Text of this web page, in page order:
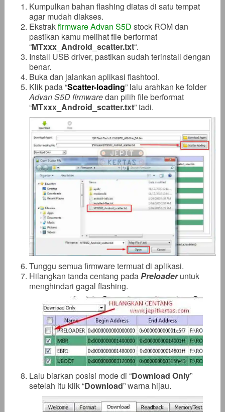
Kumpulkan bahan flashing diatas di satu tempat
agar mudah diakses.
Ekstrakfirmware Advan S5D stock ROM dan
pastikan kamu melihat file berformat
“MTxxx_Android_scatter.txt“.
Install USB driver, pastikan sudah terinstall dengan
benar.
Buka dan jalankan aplikasi flashtool.
Klik pada “Scatter-loading” lalu arahkan ke folder
Advan S5D firmwaredan pilih file berformat
“MTxxx_Android_scatter.txt” tadi.
Tunggu semua firmware termuat di aplikasi.
Hilangkan tanda centang padaPreloader untuk
menghindari gagal flashing.
Lalu biarkan posisi mode di “Download Only”
setelah itu klik “Download” warna hijau.